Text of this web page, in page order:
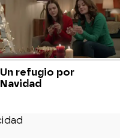
Un refugio por
Navidad